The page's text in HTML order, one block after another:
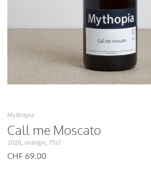
Mythopia
Call me Moscato
2020, orange, 75cl
CHF 69.00